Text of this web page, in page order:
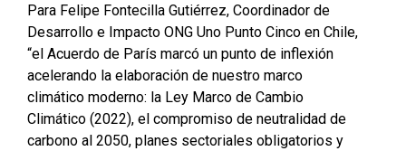
Para Felipe Fontecilla Gutiérrez, Coordinador de
Desarrollo e Impacto ONG Uno Punto Cinco en Chile,
“el Acuerdo de París marcó un punto de inflexión
acelerando la elaboración de nuestro marco
climático moderno: la Ley Marco de Cambio
Climático (2022), el compromiso de neutralidad de
carbono al 2050, planes sectoriales obligatorios y